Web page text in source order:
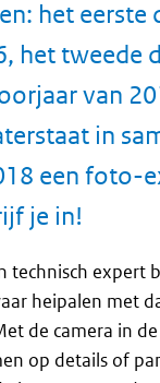
het
het tweede
van
in
een foto-
je in!
technisch
heipalen met
de camera in
op details of